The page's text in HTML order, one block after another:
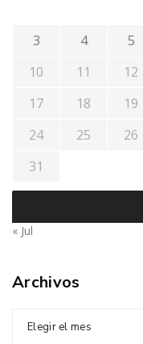
3
4 5
10
11 12
17
18 19
24
25 26
31
« Jul
Archivos
Elegir el mes